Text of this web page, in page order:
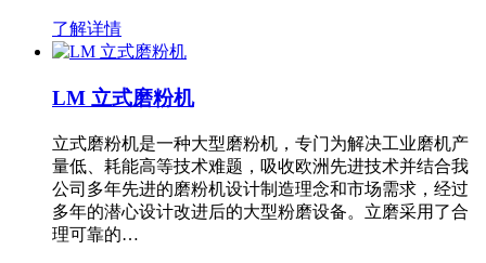
了解详情
LM 立式磨粉机
立式磨粉机是一种大型磨粉机，专门为解决工业磨机产
量低、耗能高等技术难题，吸收欧洲先进技术并结合我
公司多年先进的磨粉机设计制造理念和市场需求，经过
多年的潜心设计改进后的大型粉磨设备。立磨采用了合
理可靠的…